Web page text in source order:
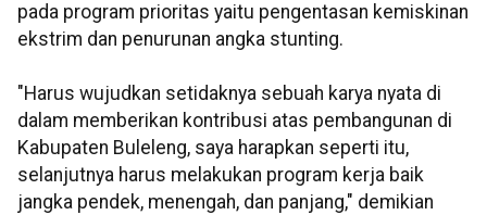
pada program prioritas yaitu pengentasan kemiskinan
ekstrim dan penurunan angka stunting.
"Harus wujudkan setidaknya sebuah karya nyata di
dalam memberikan kontribusi atas pembangunan di
Kabupaten Buleleng, saya harapkan seperti itu,
selanjutnya harus melakukan program kerja baik
jangka pendek, menengah, dan panjang," demikian